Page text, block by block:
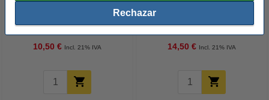
Rechazar
Premium Glossy brillo alto | 10 x
10,50 € Incl. 21% IVA
123tinta Pilas Alcalinas Xtreme
Power AA - LR06 - MN1500 - 24
14,50 € Incl. 21% IVA